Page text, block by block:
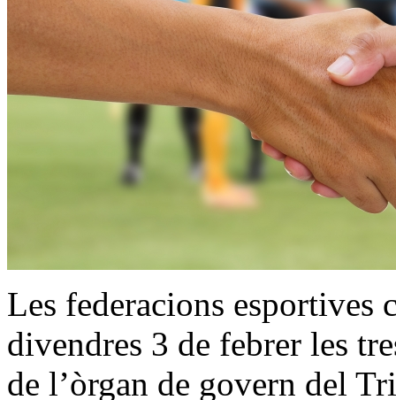
Les federacions esportives
divendres 3 de febrer les
de l’òrgan de govern del